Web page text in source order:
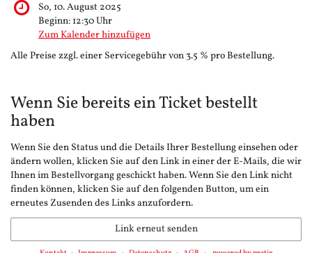
So, 10. August 2025
Beginn: 12:30Uhr
Zum Kalender hinzufügen
Alle Preise zzgl. einer Servicegebühr von 3.5 % pro Bestellung.
Wenn Sie bereits ein Ticket bestellt
haben
Wenn Sie den Status und die Details Ihrer Bestellung einsehen oder
ändern wollen, klicken Sie auf den Link in einer der E-Mails, die wir
Ihnen im Bestellvorgang geschickt haben. Wenn Sie den Link nicht
finden können, klicken Sie auf den folgenden Button, um ein
erneutes Zusenden des Links anzufordern.
Link erneut senden